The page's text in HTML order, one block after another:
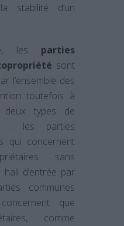
stabilité d’un
les parties
sont
l’ensemble des
toutefois à
deux types de
: les parties
qui concernent
sans
d’entrée par
communes
que
comme